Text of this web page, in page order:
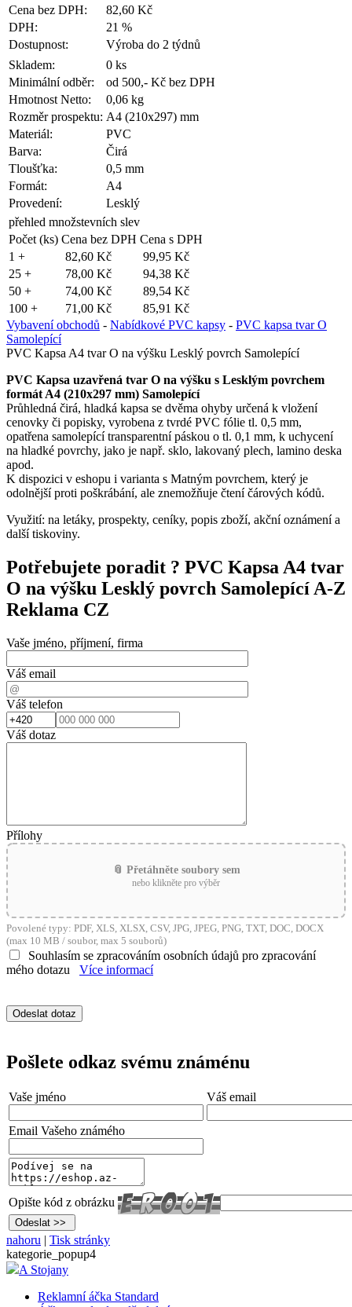
Cena bez DPH:
82,60 Kč
DPH:
21 %
Dostupnost:
Výroba do 2 týdnů
Skladem:
0 ks
Minimální odběr:
od 500,- Kč bez DPH
Hmotnost Netto:
0,06 kg
Rozměr prospektu: A4 (210x297) mm
Materiál:
PVC
Barva:
Čirá
Tloušťka:
0,5 mm
Formát:
A4
Provedení:
Lesklý
přehled množstevních slev
Počet (ks) Cena bez DPH Cena s DPH
1 +
82,60 Kč
99,95 Kč
25 +
78,00 Kč
94,38 Kč
50 +
74,00 Kč
89,54 Kč
100 +
71,00 Kč
85,91 Kč
Vybavení obchodů - Nabídkové PVC kapsy - PVC kapsa tvar O
Samolepící
PVC Kapsa A4 tvar O na výšku Lesklý povrch Samolepící
PVC Kapsa uzavřená tvar O na výšku s Lesklým povrchem
formát A4 (210x297 mm) Samolepící
Průhledná čirá, hladká kapsa se dvěma ohyby určená k vložení
cenovky či popisky, vyrobena z tvrdé PVC fólie tl. 0,5 mm,
opatřena samolepící transparentní páskou o tl. 0,1 mm, k uchycení
na hladké povrchy, jako je např. sklo, lakovaný plech, lamino deska
apod.
K dispozici v eshopu i varianta s Matným povrchem, který je
odolnější proti poškrábání, ale znemožňuje čtení čárových kódů.
Využití: na letáky, prospekty, ceníky, popis zboží, akční oznámení a
další tiskoviny.
Potřebujete poradit ? PVC Kapsa A4 tvar
O na výšku Lesklý povrch Samolepící A-Z
Reklama CZ
Vaše jméno, příjmení, firma
Váš email
Váš telefon
Váš dotaz
Přílohy
📎 Přetáhněte soubory sem
nebo klikněte pro výběr
Povolené typy: PDF, XLS, XLSX, CSV, JPG, JPEG, PNG, TXT, DOC, DOCX
(max 10 MB / soubor, max 5 souborů)
Souhlasím se zpracováním osobních údajů pro zpracování
mého dotazu
Více informací
Pošlete odkaz svému známénu
Vaše jméno Váš email
Email Vašeho známého
Opište kód z obrázku
nahoru | Tisk stránky
kategorie_popup4
A Stojany
Reklamní áčka Standard